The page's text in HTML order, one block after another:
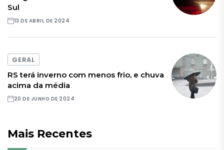
Sul
13 DE ABRIL DE 2024
GERAL
RS terá inverno com menos frio, e chuva
acima da média
20 DE JUNHO DE 2024
Mais Recentes